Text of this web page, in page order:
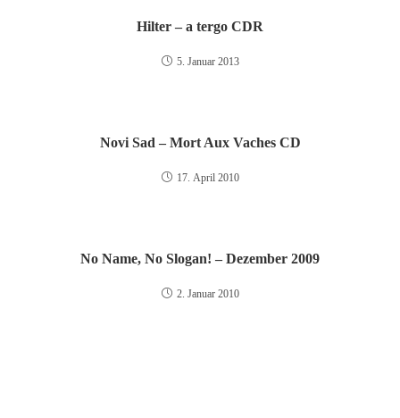
Hilter – a tergo CDR
5. Januar 2013
Novi Sad – Mort Aux Vaches CD
17. April 2010
No Name, No Slogan! – Dezember 2009
2. Januar 2010